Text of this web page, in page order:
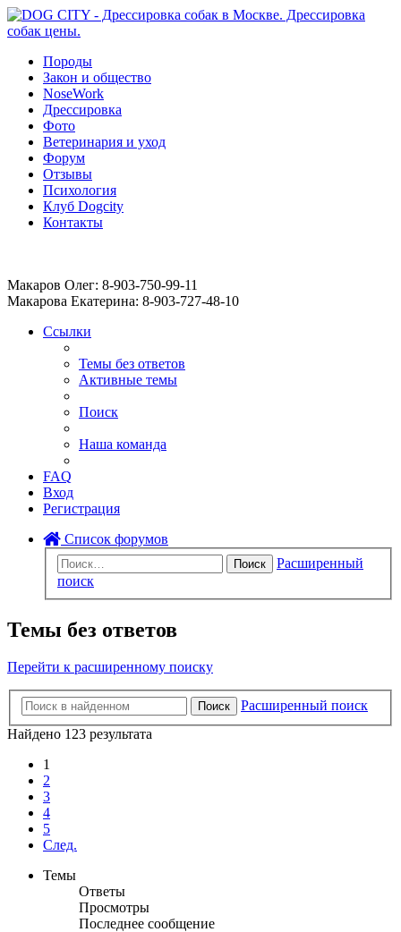
Породы
Закон и общество
NoseWork
Дрессировка
Фото
Ветеринария и уход
Форум
Отзывы
Психология
Клуб Dogcity
Контакты
Макаров Олег: 8-903-750-99-11
Макарова Екатерина: 8-903-727-48-10
Ссылки
Темы без ответов
Активные темы
Поиск
Наша команда
FAQ
Вход
Регистрация
Список форумов
Поиск
Расширенный
поиск
Темы без ответов
Перейти к расширенному поиску
Поиск
Расширенный поиск
Найдено 123 результата
1
2
3
4
5
След.
Темы
Ответы
Просмотры
Последнее сообщение